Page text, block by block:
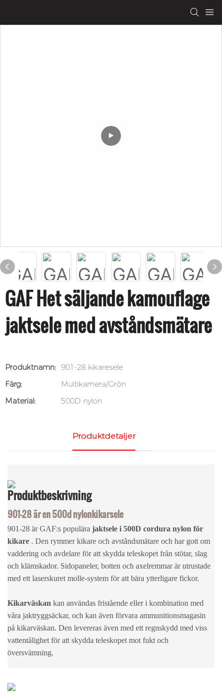
GAF Het säljande kamouflage
jaktsele med avståndsmätare
Produktnamn: 901-28 kikaresele
Färg:
Multikamera/Grön
Material:
500D nylon
Produktdetaljer
Produktbeskrivning
901-28 är en 500d nylonkikarsele
901-28 är GAF:s populära jaktsele i 500D cordura nylon för
kikare . Den rymmer kikare och avståndsmätare och har gott om
vaddering och avdelare för att skydda teleskopet från stötar, slag
och klämskador. Sidopaneler, botten och axelremmar är utrustade
med ett laserskuret molle-system för att bära ytterligare fickor.
Kikarväskan kan användas fristående eller i kombination med
våra jaktryggsäckar, och kan även förvara ammunitionsmagasin
på kikarväskan. Den levereras även med ett regnskydd med viss
vattentålighet för att skydda teleskopet mot fukt och
översvämning.